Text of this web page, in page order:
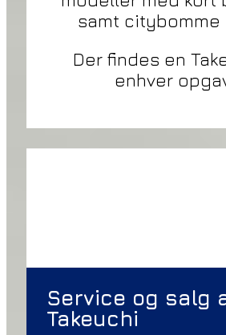
samt citybomme
Der findes en
enhver
Service og salg
Takeuchi